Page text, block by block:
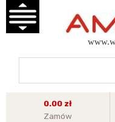
0.00 zł
Zamów